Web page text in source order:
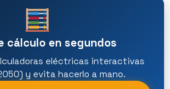
cálculo en segundos
eléctricas interactivas
y evita hacerlo a mano.